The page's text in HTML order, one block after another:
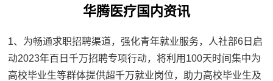
华腾医疗国内资讯
1、为畅通求职招聘渠道，强化青年就业服务，人社部6日启
动2023年百日千万招聘专项行动，将利用100天时间集中为
高校毕业生等群体提供超千万就业岗位，助力高校毕业生及